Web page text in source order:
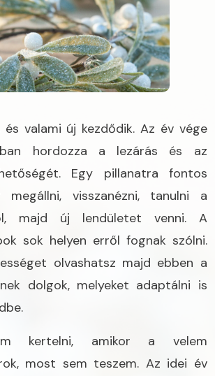
és valami új kezdődik. Az év vége
hordozza a lezárás és az
Egy pillanatra fontos
megállni, visszanézni, tanulni a
majd új lendületet venni. A
sok helyen erről fognak szólni.
olvashatsz majd ebben a
dolgok, melyeket adaptálni is
kertelni, amikor a velem
most sem teszem. Az idei év